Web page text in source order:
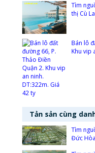
Tìm
thị Cù
Bán lô
Khu vip
Tản sản cùng
Tìm
Đức